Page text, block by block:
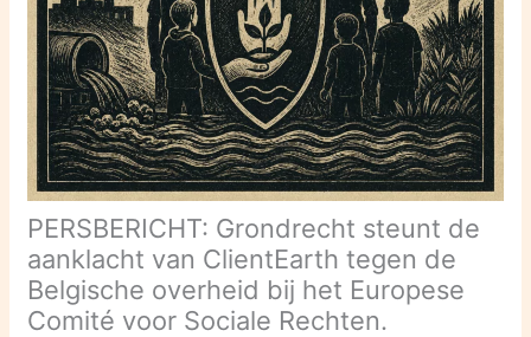
PERSBERICHT: Grondrecht steunt de
aanklacht van ClientEarth tegen de
Belgische overheid bij het Europese
Comité voor Sociale Rechten.